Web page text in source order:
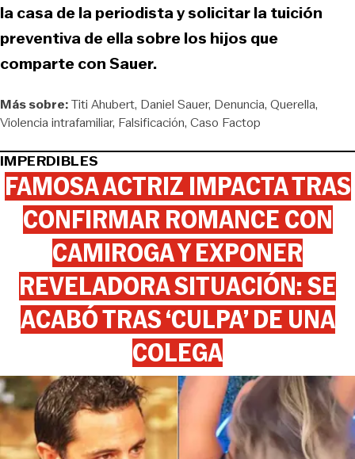
la casa de la periodista y solicitar la tuición
preventiva de ella sobre los hijos que
comparte con Sauer.
Más sobre:Titi Ahubert Daniel Sauer Denuncia Querella
Violencia intrafamiliar Falsificación Caso Factop
IMPERDIBLES
FAMOSA ACTRIZ IMPACTA TRAS
CONFIRMAR ROMANCE CON
CAMIROGA Y EXPONER
REVELADORA SITUACIÓN: SE
ACABÓ TRAS ‘CULPA’ DE UNA
COLEGA